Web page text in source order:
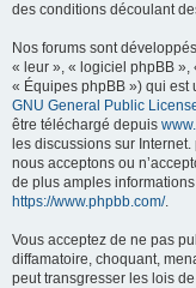
des conditions découlant
Nos forums sont
« leur », « logiciel phpBB »,
« Équipes phpBB ») qui est
GNU General Public
être téléchargé depuis
les discussions sur
nous acceptons ou
de plus amples
https://www.phpbb.com/.
Vous acceptez de ne pas
diffamatoire, choquant,
peut transgresser les lois